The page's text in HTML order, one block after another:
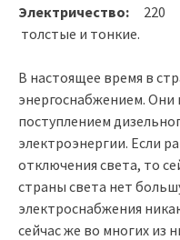
Электричество: 220
толстые и тонкие.
В настоящее время в
энергоснабжением.
поступлением
электроэнергии. Если
отключения света, то
страны света нет
электроснабжения
сейчас же во многих из